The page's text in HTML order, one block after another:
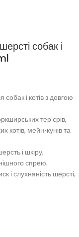
собак і
і котів з довгою
тер’єрів,
котів, мейн-кунів та
і шкіру,
спрею.
і слухняність шерсті,